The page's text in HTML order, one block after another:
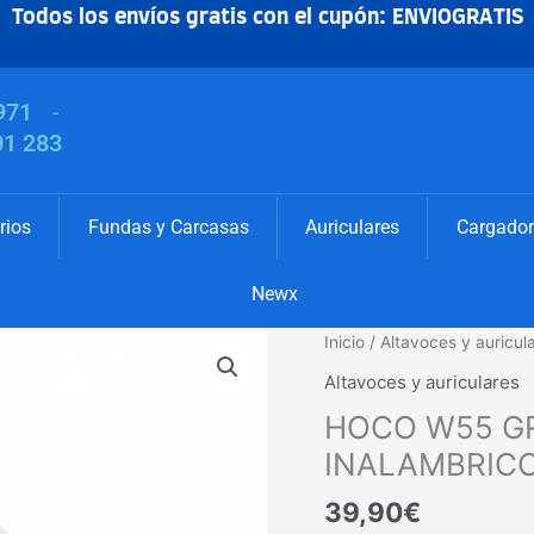
Todos los envíos gratis con el cupón: ENVIOGRATIS
-
283
Fundas y Carcasas Auriculares
Newx
Inicio / Altavoces y
Altavoces y auriculares
HOCO W55
39,90€
HOCO
AURICULARES
INALAMBRICOS